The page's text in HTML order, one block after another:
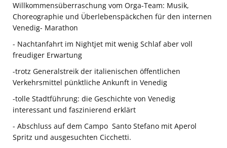
Willkommensüberraschung vom Orga-Team: Musik,
Choreographie und Überlebenspäckchen für den internen
Venedig- Marathon
- Nachtanfahrt im Nightjet mit wenig Schlaf aber voll
freudiger Erwartung
-trotz Generalstreik der italienischen öffentlichen
Verkehrsmittel pünktliche Ankunft in Venedig
-tolle Stadtführung: die Geschichte von Venedig
interessant und faszinierend erklärt
- Abschluss auf dem Campo Santo Stefano mit Aperol
Spritz und ausgesuchten Cicchetti.